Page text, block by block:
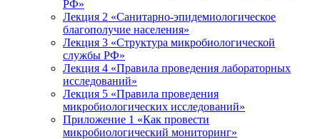
РФ»
Лекция 2 «Санитарно-эпидемиологическое
благополучие населения»
Лекция 3 «Структура микробиологической
службы РФ»
Лекция 4 «Правила проведения лабораторных
исследований»
Лекция 5 «Правила проведения
микробиологических исследований»
Приложение 1 «Как провести
микробиологический мониторинг»